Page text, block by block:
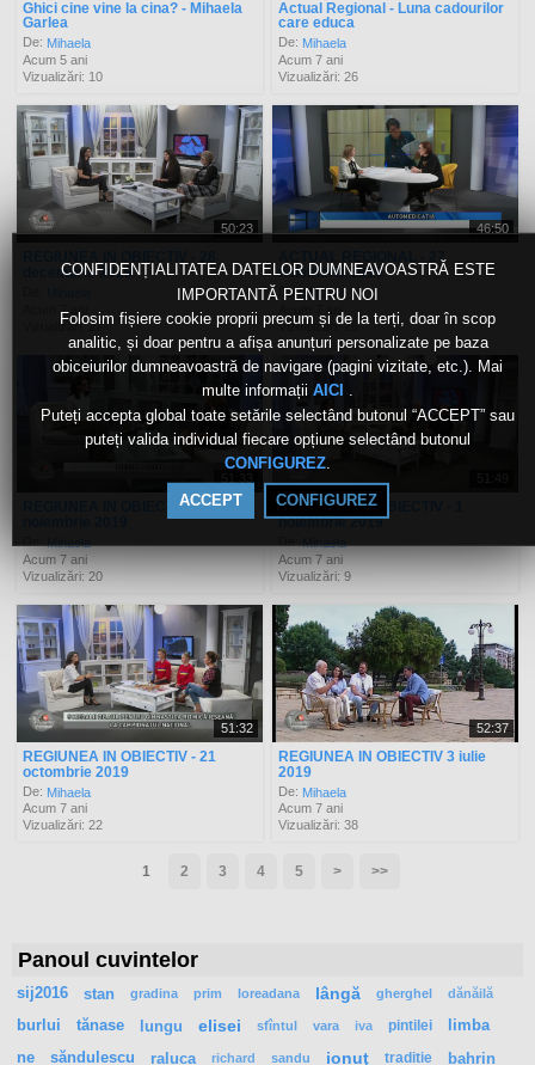
CONFIDENȚIALITATEA DATELOR DUMNEAVOASTRĂ ESTE
IMPORTANTĂ PENTRU NOI
Folosim fișiere cookie proprii precum și de la terți, doar în scop
analitic, și doar pentru a afișa anunțuri personalizate pe baza
obiceiurilor dumneavoastră de navigare (pagini vizitate, etc.). Mai
multe informații AICI .
Puteți accepta global toate setările selectând butonul “ACCEPT” sau
puteți valida individual fiecare opțiune selectând butonul
CONFIGUREZ
ACCEPT CONFIGUREZ
Ghici cine vine la cina? - Mihaela
Garlea
De: Mihaela
Acum 5 ani
Vizualizări: 10
Actual Regional - Luna cadourilor
care educa
De: Mihaela
Acum 7 ani
Vizualizări: 26
50:23
decembrie 2019
Acum 7 ani
Vizualizări: 27
46:50
ACTUAL REGIONAL - 27
noiembrie 2019
De:Mihaela
Acum 7 ani
Vizualizări: 26
REGIUNEA IN OBIECTIV - 18
Mihaela
Acum 7 ani
Vizualizări: 20
REGIUNEA IN OBIECTIV - 1
noiembrie 2019
Mihaela
Acum 7 ani
Vizualizări: 9
51:32
REGIUNEA IN OBIECTIV - 21
octombrie 2019
De: Mihaela
Acum 7 ani
Vizualizări: 22
52:37
REGIUNEA IN OBIECTIV 3 iulie
2019
De: Mihaela
Acum 7 ani
Vizualizări: 38
1 2 3 4 5 > >>
Panoul cuvintelor
sij2016 stan gradina prim loreadana lângă gherghel dănăilă
burlui tănase lungu elisei sfîntul vara iva pintilei
limba
ne
săndulescu raluca richard sandu ionuţ traditie bahrin